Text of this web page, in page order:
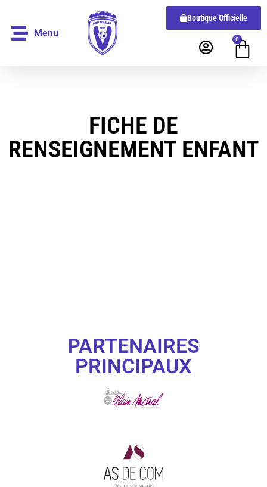
Menu
Boutique Officielle
0
FICHE DE
RENSEIGNEMENT ENFANT
PARTENAIRES
PRINCIPAUX